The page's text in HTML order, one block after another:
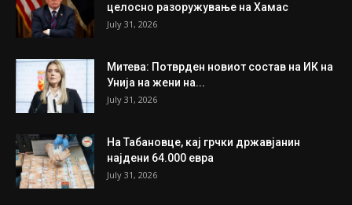
целосно разоружување на Хамас
July 31, 2026
Митева: Потврден новиот состав на ИК на
Унија на жени на...
July 31, 2026
На Табановце, кај грчки државјанин
најдени 64.000 евра
July 31, 2026